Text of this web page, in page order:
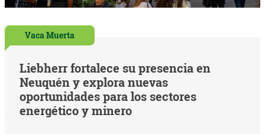
Vaca Muerta
Liebherr fortalece su presencia en
Neuquén y explora nuevas
oportunidades para los sectores
energético y minero